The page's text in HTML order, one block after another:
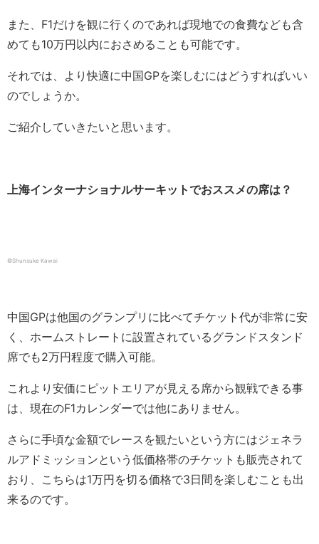
また、F1だけを観に行くのであれば現地での食費なども含
めても10万円以内におさめることも可能です。
それでは、より快適に中国GPを楽しむにはどうすればいい
のでしょうか。
ご紹介していきたいと思います。
上海インターナショナルサーキットでおススメの席は？
©Shunsuke Kawai
中国GPは他国のグランプリに比べてチケット代が非常に安
く、ホームストレートに設置されているグランドスタンド
席でも2万円程度で購入可能。
これより安価にピットエリアが見える席から観戦できる事
は、現在のF1カレンダーでは他にありません。
さらに手頃な金額でレースを観たいという方にはジェネラ
ルアドミッションという低価格帯のチケットも販売されて
おり、こちらは1万円を切る価格で3日間を楽しむことも出
来るのです。